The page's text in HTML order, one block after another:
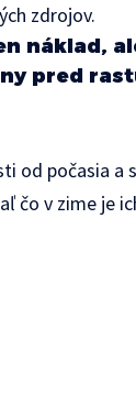
zdrojov.
náklad,
pred
od počasia a
čo v zime je